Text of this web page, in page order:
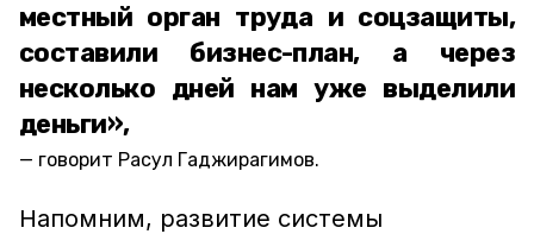
местный орган труда и соцзащиты,
составили бизнес-план, а через
несколько дней нам уже выделили
деньги»,
говорит Расул Гаджирагимов.
Напомним, развитие системы